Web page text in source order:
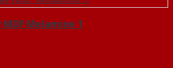
MDF Melamine 1